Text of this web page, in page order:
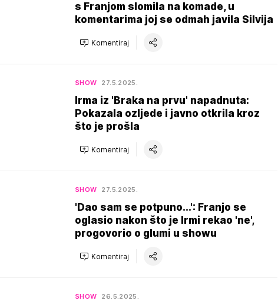
s Franjom slomila na komade, u
komentarima joj se odmah javila Silvija
Komentiraj
SHOW 27.5.2025.
Irma iz 'Braka na prvu' napadnuta:
Pokazala ozljede i javno otkrila kroz
što je prošla
Komentiraj
SHOW 27.5.2025.
'Dao sam se potpuno...': Franjo se
oglasio nakon što je Irmi rekao 'ne',
progovorio o glumi u showu
Komentiraj
SHOW 26.5.2025.